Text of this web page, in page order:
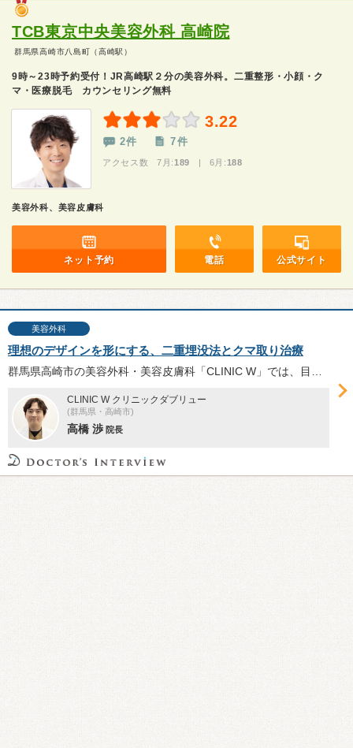
TCB東京中央美容外科 高崎院
群馬県高崎市八島町（高崎駅）
9時～23時予約受付！JR高崎駅２分の美容外科。二重整形・小顔・ク
マ・医療脱毛 カウンセリング無料
3.22
2件 7件
アクセス数 7月: 189 | 6月: 188
美容外科、美容皮膚科
ネット予約 電話 公式サイト
美容外科
理想のデザインを形にする、二重埋没法とクマ取り治療
CLINIC W クリニックダブリュー
(群馬県・高崎市)
高橋 渉 院長